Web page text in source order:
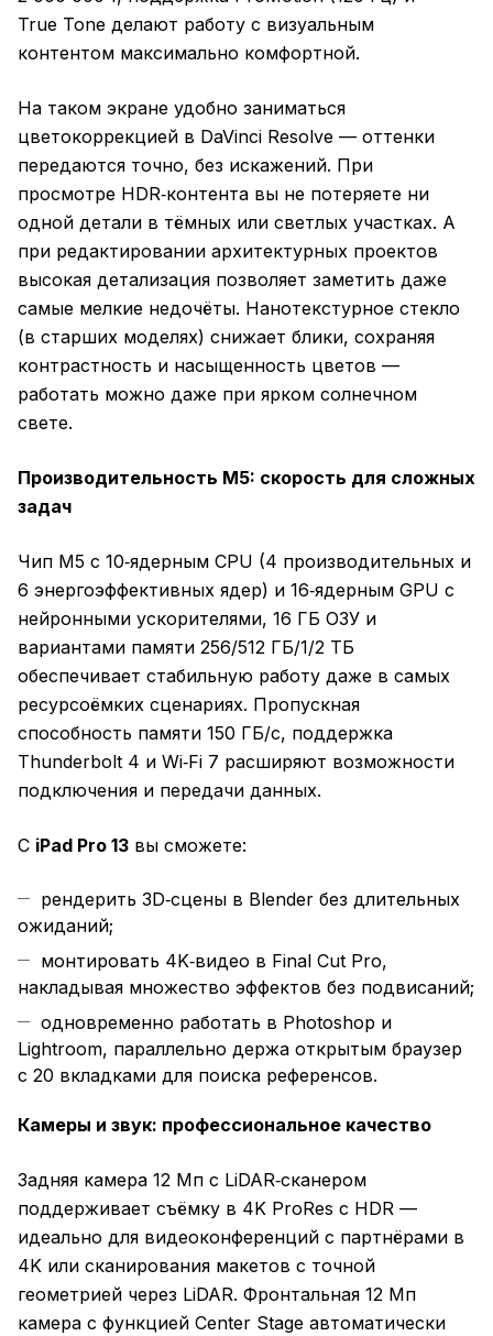
True Tone делают работу с визуальным
контентом максимально комфортной.
На таком экране удобно заниматься
цветокоррекцией в DaVinci Resolve — оттенки
передаются точно, без искажений. При
просмотре HDR‑контента вы не потеряете ни
одной детали в тёмных или светлых участках. А
при редактировании архитектурных проектов
высокая детализация позволяет заметить даже
самые мелкие недочёты. Нанотекстурное стекло
(в старших моделях) снижает блики, сохраняя
контрастность и насыщенность цветов —
работать можно даже при ярком солнечном
свете.
Производительность M5: скорость для сложных
задач
Чип M5 с 10‑ядерным CPU (4 производительных и
6 энергоэффективных ядер) и 16‑ядерным GPU с
нейронными ускорителями, 16 ГБ ОЗУ и
вариантами памяти 256/512 ГБ/1/2 ТБ
обеспечивает стабильную работу даже в самых
ресурсоёмких сценариях. Пропускная
способность памяти 150 ГБ/с, поддержка
Thunderbolt 4 и Wi‑Fi 7 расширяют возможности
подключения и передачи данных.
С iPad Pro 13 вы сможете:
рендерить 3D‑сцены в Blender без длительных
ожиданий;
монтировать 4K‑видео в Final Cut Pro,
накладывая множество эффектов без подвисаний;
одновременно работать в Photoshop и
Lightroom, параллельно держа открытым браузер
с 20 вкладками для поиска референсов.
Камеры и звук: профессиональное качество
Задняя камера 12 Мп с LiDAR‑сканером
поддерживает съёмку в 4K ProRes с HDR —
идеально для видеоконференций с партнёрами в
4K или сканирования макетов с точной
геометрией через LiDAR. Фронтальная 12 Мп
камера с функцией Center Stage автоматически